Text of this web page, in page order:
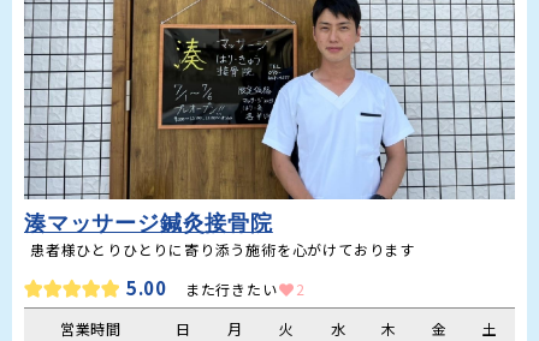
湊マッサージ鍼灸接骨院
5.00 また行きたい
2
営業時間
日 月 火 水 木 金 土